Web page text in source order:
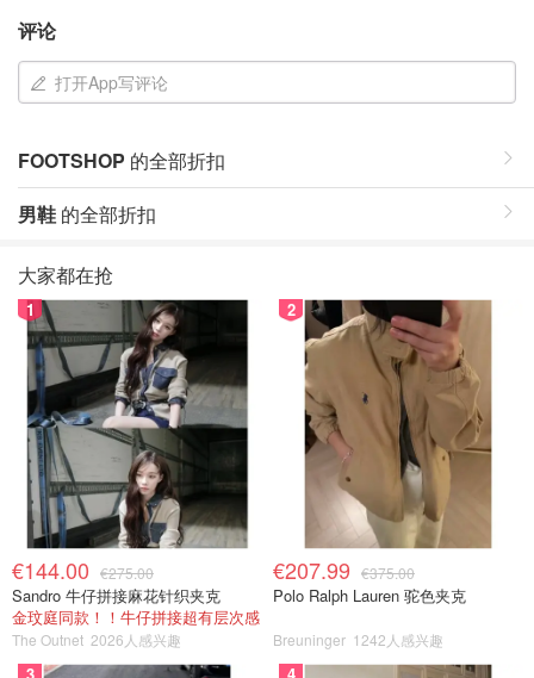
评论
打开App写评论
FOOTSHOP 的全部折扣
男鞋 的全部折扣
大家都在抢
1
€144.00 €275.00
Sandro 牛仔拼接麻花针织夹克
金玟庭同款！！牛仔拼接超有层次感
The Outnet 2026人感兴趣
2
€207.99 €375.00
Polo Ralph Lauren 驼色夹克
Breuninger 1242人感兴趣